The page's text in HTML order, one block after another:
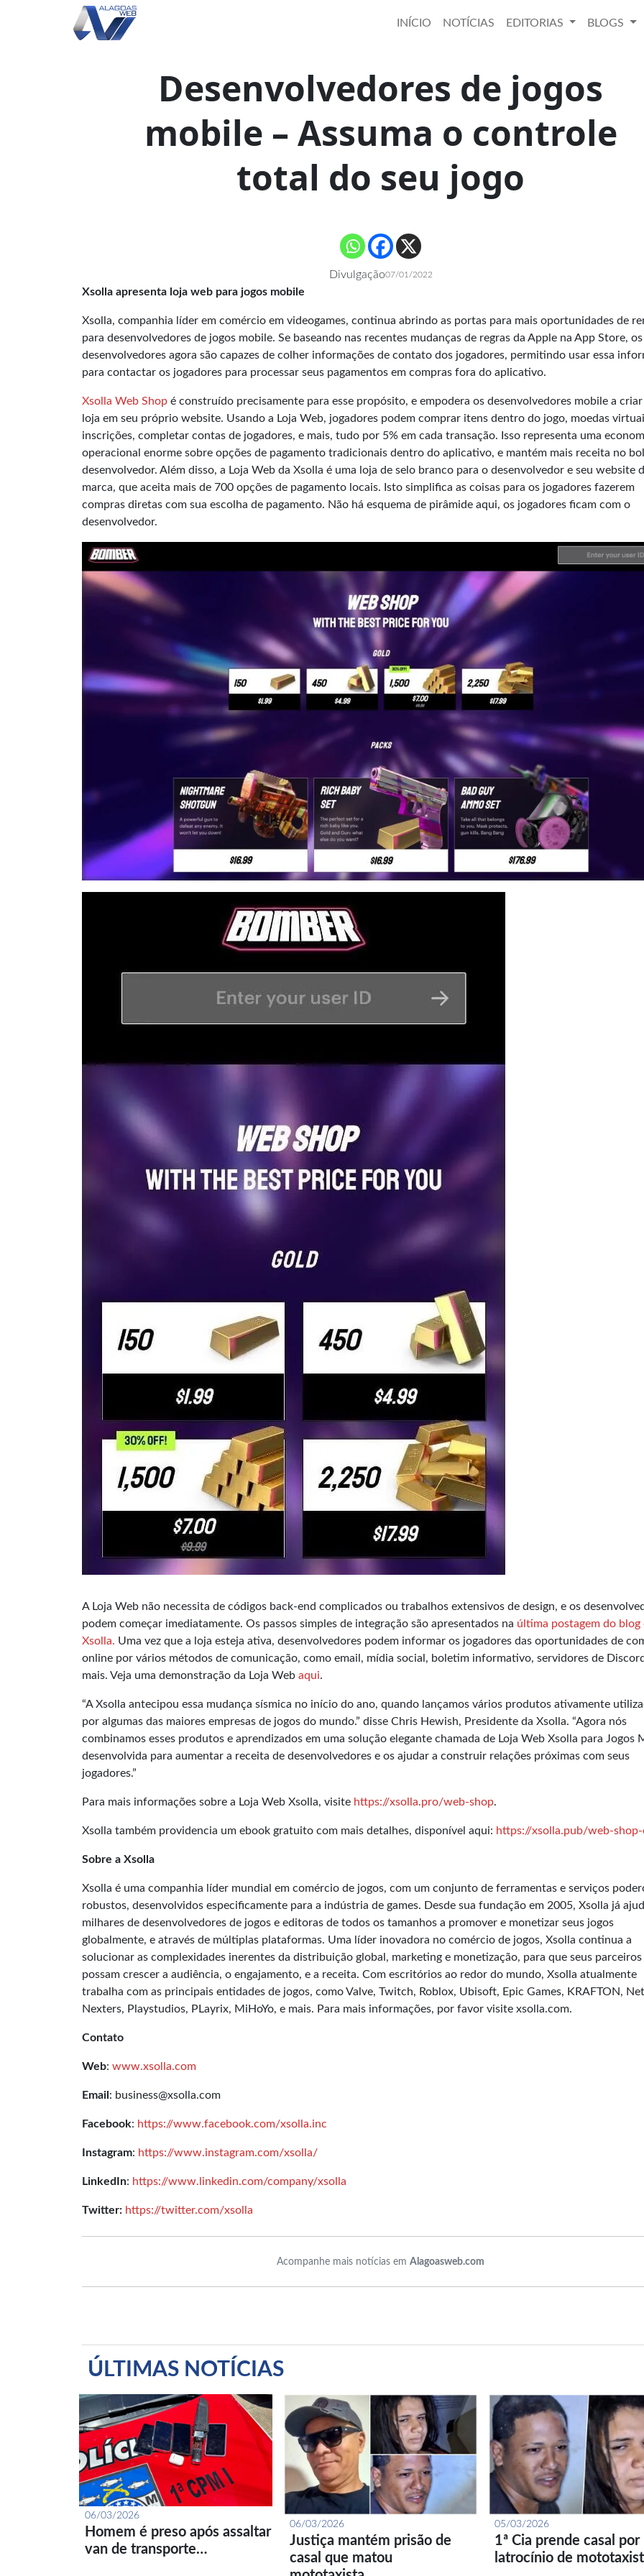
INÍCIO NOTÍCIAS EDITORIAS BLOGS
Desenvolvedores de jogos
mobile – Assuma o controle
total do seu jogo
Divulgação07/01/2022
Xsolla apresenta loja web para jogos mobile
Xsolla, companhia líder em comércio em videogames, continua abrindo as portas para mais oportunidades de
para desenvolvedores de jogos mobile. Se baseando nas recentes mudanças de regras da Apple na App Store, os
desenvolvedores agora são capazes de colher informações de contato dos jogadores, permitindo usar essa
para contactar os jogadores para processar seus pagamentos em compras fora do aplicativo.
Xsolla Web Shop é construído precisamente para esse propósito, e empodera os desenvolvedores mobile a criar
loja em seu próprio website. Usando a Loja Web, jogadores podem comprar itens dentro do jogo, moedas
inscrições, completar contas de jogadores, e mais, tudo por 5% em cada transação. Isso representa uma
operacional enorme sobre opções de pagamento tradicionais dentro do aplicativo, e mantém mais receita no
desenvolvedor. Além disso, a Loja Web da Xsolla é uma loja de selo branco para o desenvolvedor e seu website
marca, que aceita mais de 700 opções de pagamento locais. Isto simplifica as coisas para os jogadores fazerem
compras diretas com sua escolha de pagamento. Não há esquema de pirâmide aqui, os jogadores ficam com o
desenvolvedor.
A Loja Web não necessita de códigos back-end complicados ou trabalhos extensivos de design, e os
podem começar imediatamente. Os passos simples de integração são apresentados na última postagem do blog
Xsolla. Uma vez que a loja esteja ativa, desenvolvedores podem informar os jogadores das oportunidades de
online por vários métodos de comunicação, como email, mídia social, boletim informativo, servidores de
mais. Veja uma demonstração da Loja Web aqui.
“A Xsolla antecipou essa mudança sísmica no início do ano, quando lançamos vários produtos ativamente
por algumas das maiores empresas de jogos do mundo.” disse Chris Hewish, Presidente da Xsolla. “Agora nós
combinamos esses produtos e aprendizados em uma solução elegante chamada de Loja Web Xsolla para Jogos
desenvolvida para aumentar a receita de desenvolvedores e os ajudar a construir relações próximas com seus
jogadores.”
Para mais informações sobre a Loja Web Xsolla, visite https://xsolla.pro/web-shop.
Xsolla também providencia um ebook gratuito com mais detalhes, disponível aqui: https://xsolla.pub/web-
Sobre a Xsolla
Xsolla é uma companhia líder mundial em comércio de jogos, com um conjunto de ferramentas e serviços
robustos, desenvolvidos especificamente para a indústria de games. Desde sua fundação em 2005, Xsolla já
milhares de desenvolvedores de jogos e editoras de todos os tamanhos a promover e monetizar seus jogos
globalmente, e através de múltiplas plataformas. Uma líder inovadora no comércio de jogos, Xsolla continua a
solucionar as complexidades inerentes da distribuição global, marketing e monetização, para que seus parceiros
possam crescer a audiência, o engajamento, e a receita. Com escritórios ao redor do mundo, Xsolla atualmente
trabalha com as principais entidades de jogos, como Valve, Twitch, Roblox, Ubisoft, Epic Games, KRAFTON,
Nexters, Playstudios, PLayrix, MiHoYo, e mais. Para mais informações, por favor visite xsolla.com.
Contato
Web: www.xsolla.com
Email : business@xsolla.com
Facebook: https://www.facebook.com/xsolla.inc
Instagram: https://www.instagram.com/xsolla/
LinkedIn: https://www.linkedin.com/company/xsolla
Twitter: https://twitter.com/xsolla
Acompanhe mais notícias em Alagoasweb.com
ÚLTIMAS NOTÍCIAS
06/03/2026
Homem é preso após assaltar
van de transporte…
06/03/2026
Justiça mantém prisão de
casal que matou
05/03/2026
1ª Cia prende casal por
latrocínio de